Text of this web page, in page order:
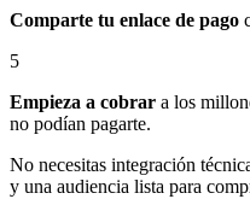
Comparte tu enlace de pago
5
Empieza a cobrar a los
no podían pagarte.
No necesitas integración
y una audiencia lista para